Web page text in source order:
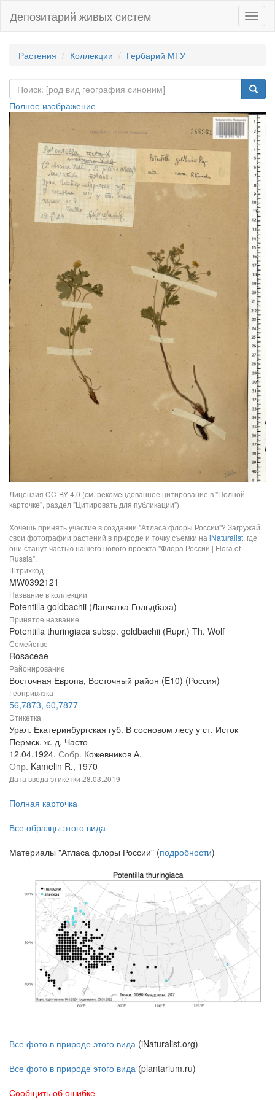
Депозитарий живых систем
Растения Коллекции Гербарий МГУ
Полное изображение
Лицензия CC-BY 4.0 (см. рекомендованное цитирование в "Полной
карточке", раздел "Цитировать для публикации")
Хочешь принять участие в создании "Атласа флоры России"? Загружай
свои фотографии растений в природе и точку съемки на iNaturalist, где
они станут частью нашего нового проекта "Флора России | Flora of
Russia".
Штрихкод
MW0392121
Название в коллекции
Potentilla goldbachii (Лапчатка Гольдбаха)
Принятое название
Potentilla thuringiaca subsp. goldbachii (Rupr.) Th. Wolf
Семейство
Rosaceae
Районирование
Восточная Европа, Восточный район (E10) (Россия)
Геопривязка
56,7873, 60,7877
Этикетка
Урал. Екатеринбургская губ. В сосновом лесу у ст. Исток
Пермск. ж. д. Часто
12.04.1924. Собр. Кожевников А.
Опр. Kamelin R., 1970
Дата ввода этикетки 28.03.2019
Полная карточка
Все образцы этого вида
Материалы "Атласа флоры России" (подробности)
Все фото в природе этого вида (iNaturalist.org)
Все фото в природе этого вида (plantarium.ru)
Сообщить об ошибке